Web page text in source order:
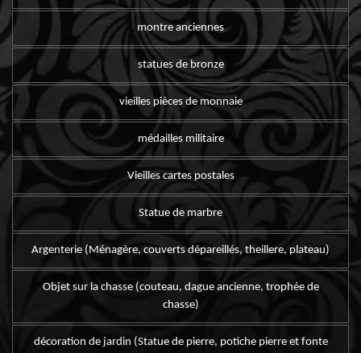
montre anciennes
statues de bronze
vieilles pièces de monnaie
médailles militaire
Vieilles cartes postales
Statue de marbre
Argenterie (Ménagère, couverts dépareillés, theillere, plateau)
Objet sur la chasse (couteau, dague ancienne, trophée de
chasse)
décoration de jardin (Statue de pierre, potiche pierre et fonte